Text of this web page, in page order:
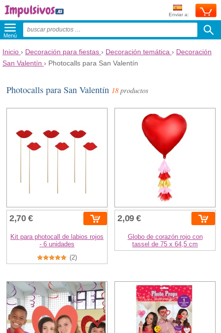
Enviar a:
Menú
Inicio › Decoración para fiestas › Decoración temática › Decoración
San Valentín › Photocalls para San Valentín
Photocalls para San Valentín 18 productos
2,70 €
Kit para photocall de labios rojos
- 6 unidades
(2)
2,09 €
Globo de corazón rojo con
tassel de 75 x 64,5 cm